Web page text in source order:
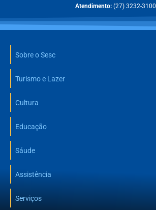
Atendimento: (27) 3232-3100
Sobre o Sesc
Turismo e Lazer
Cultura
Educação
Sáude
Assistência
Serviços